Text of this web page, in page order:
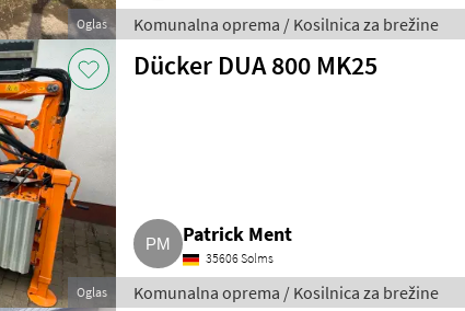
Oglas Komunalna oprema / Kosilnica za brežine
Oglas
Dücker DUA 800 MK25
Patrick Ment
35606 Solms
Komunalna oprema / Kosilnica za brežine